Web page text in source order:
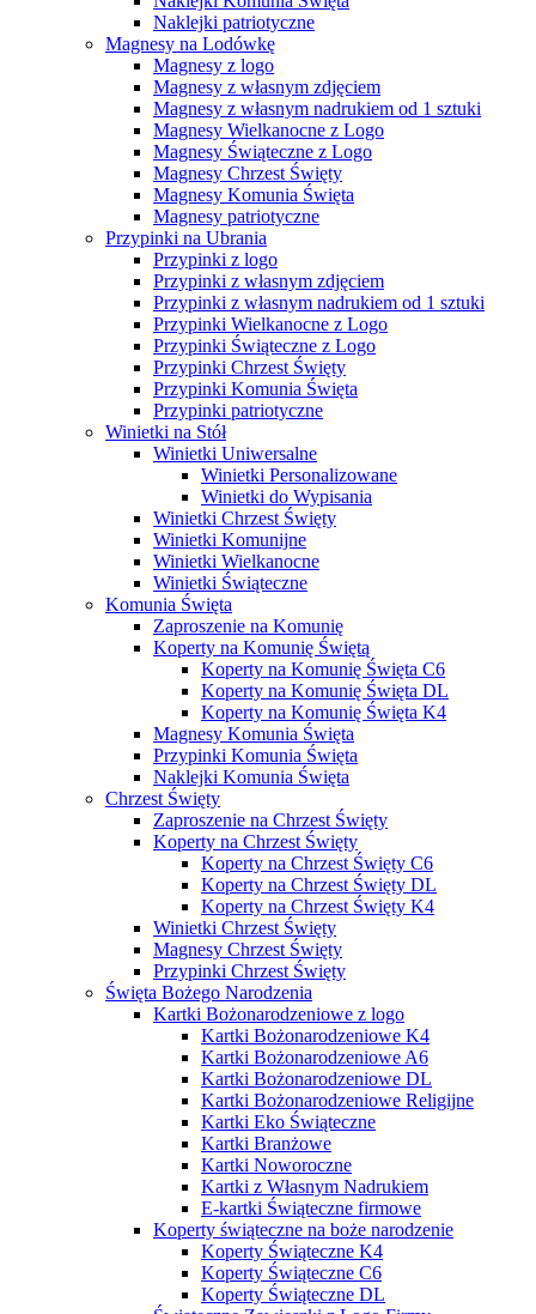
Naklejki patriotyczne
Magnesy na Lodówkę
Magnesy z logo
Magnesy z własnym zdjęciem
Magnesy z własnym nadrukiem od 1 sztuki
Magnesy Wielkanocne z Logo
Magnesy Świąteczne z Logo
Magnesy Chrzest Święty
Magnesy Komunia Święta
Magnesy patriotyczne
Przypinki na Ubrania
Przypinki z logo
Przypinki z własnym zdjęciem
Przypinki z własnym nadrukiem od 1 sztuki
Przypinki Wielkanocne z Logo
Przypinki Świąteczne z Logo
Przypinki Chrzest Święty
Przypinki Komunia Święta
Przypinki patriotyczne
Winietki na Stół
Winietki Uniwersalne
Winietki Personalizowane
Winietki do Wypisania
Winietki Chrzest Święty
Winietki Komunijne
Winietki Wielkanocne
Winietki Świąteczne
Komunia Święta
Zaproszenie na Komunię
Koperty na Komunię Świętą
Koperty na Komunię Święta C6
Koperty na Komunię Święta DL
Koperty na Komunię Święta K4
Magnesy Komunia Święta
Przypinki Komunia Święta
Naklejki Komunia Święta
Chrzest Święty
Zaproszenie na Chrzest Święty
Koperty na Chrzest Święty
Koperty na Chrzest Święty C6
Koperty na Chrzest Święty DL
Koperty na Chrzest Święty K4
Winietki Chrzest Święty
Magnesy Chrzest Święty
Przypinki Chrzest Święty
Święta Bożego Narodzenia
Kartki Bożonarodzeniowe z logo
Kartki Bożonarodzeniowe K4
Kartki Bożonarodzeniowe A6
Kartki Bożonarodzeniowe DL
Kartki Bożonarodzeniowe Religijne
Kartki Eko Świąteczne
Kartki Branżowe
Kartki Noworoczne
Kartki z Własnym Nadrukiem
E-kartki Świąteczne firmowe
Koperty świąteczne na boże narodzenie
Koperty Świąteczne K4
Koperty Świąteczne C6
Koperty Świąteczne DL